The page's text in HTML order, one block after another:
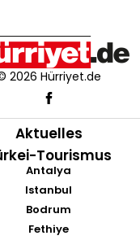
2026 Hürriyet.de
Aktuelles
Tourismus
Antalya
Istanbul
Bodrum
Fethiye